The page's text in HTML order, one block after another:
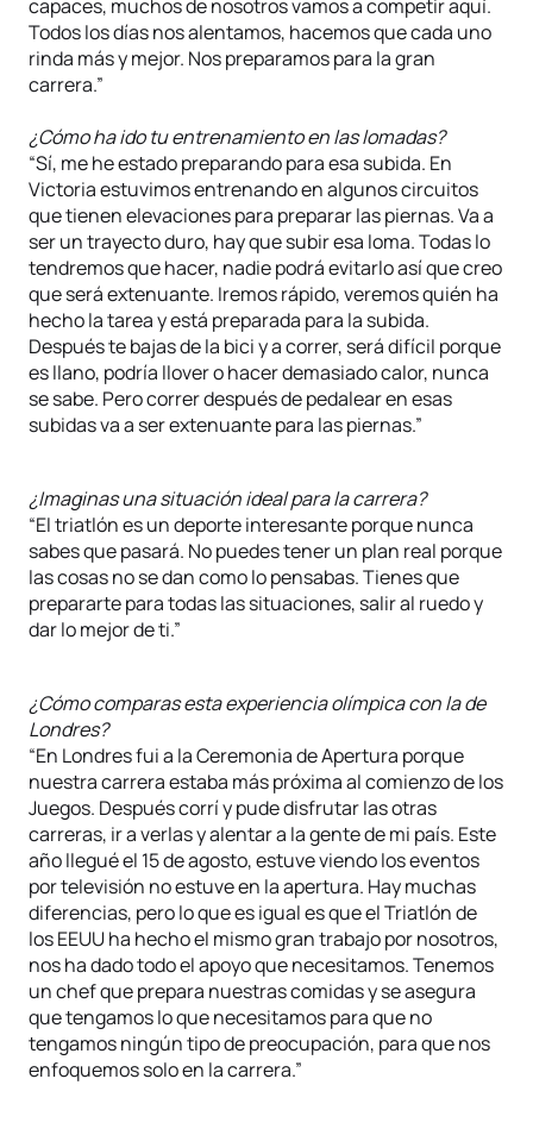
capaces, muchos de nosotros vamos a competir aquí.
Todos los días nos alentamos, hacemos que cada uno
rinda más y mejor. Nos preparamos para la gran
carrera.”
¿Cómo ha ido tu entrenamiento en las lomadas?
“Sí, me he estado preparando para esa subida. En
Victoria estuvimos entrenando en algunos circuitos
que tienen elevaciones para preparar las piernas. Va a
ser un trayecto duro, hay que subir esa loma. Todas lo
tendremos que hacer, nadie podrá evitarlo así que creo
que será extenuante. Iremos rápido, veremos quién ha
hecho la tarea y está preparada para la subida.
Después te bajas de la bici y a correr, será difícil porque
es llano, podría llover o hacer demasiado calor, nunca
se sabe. Pero correr después de pedalear en esas
subidas va a ser extenuante para las piernas.”
¿Imaginas una situación ideal para la carrera?
“El triatlón es un deporte interesante porque nunca
sabes que pasará. No puedes tener un plan real porque
las cosas no se dan como lo pensabas. Tienes que
prepararte para todas las situaciones, salir al ruedo y
dar lo mejor de ti.”
¿Cómo comparas esta experiencia olímpica con la de
Londres?
“En Londres fui a la Ceremonia de Apertura porque
nuestra carrera estaba más próxima al comienzo de los
Juegos. Después corrí y pude disfrutar las otras
carreras, ir a verlas y alentar a la gente de mi país. Este
año llegué el 15 de agosto, estuve viendo los eventos
por televisión no estuve en la apertura. Hay muchas
diferencias, pero lo que es igual es que el Triatlón de
los EEUU ha hecho el mismo gran trabajo por nosotros,
nos ha dado todo el apoyo que necesitamos. Tenemos
un chef que prepara nuestras comidas y se asegura
que tengamos lo que necesitamos para que no
tengamos ningún tipo de preocupación, para que nos
enfoquemos solo en la carrera.”